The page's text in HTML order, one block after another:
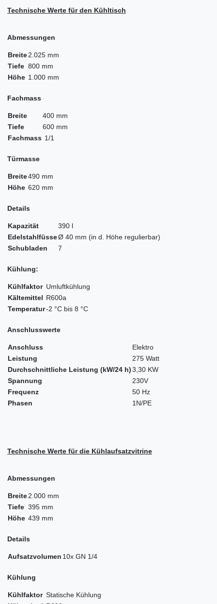
Technische Werte für den Kühltisch
Abmessungen
Breite2.025 mm
Tiefe 800 mm
Höhe 1.000 mm
Fachmass
Breite
400 mm
Tiefe
600 mm
Fachmass 1/1
Türmasse
Breite490 mm
Höhe 620 mm
Details
Kapazität
390 l
EdelstahlfüsseØ 40 mm (in d. Höhe regulierbar)
Schubladen
7
Kühlung:
Kühlfaktor Umluftkühlung
Kältemittel R600a
Temperatur-2 °C bis 8 °C
Anschlusswerte
Anschluss
Elektro
Leistung
275 Watt
Durchschnittliche Leistung (kW/24 h)3,30 KW
Spannung
230V
Frequenz
50 Hz
Phasen
1N/PE
Technische Werte für die Kühlaufsatzvitrine
Abmessungen
Breite2.000 mm
Tiefe 395 mm
Höhe 439 mm
Details
Aufsatzvolumen 10x GN 1/4
Kühlung
Kühlfaktor Statische Kühlung